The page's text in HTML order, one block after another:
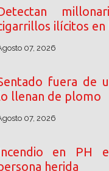
ilícitos en
07, 2026
fuera de
llenan de plomo
07, 2026
en PH
herida